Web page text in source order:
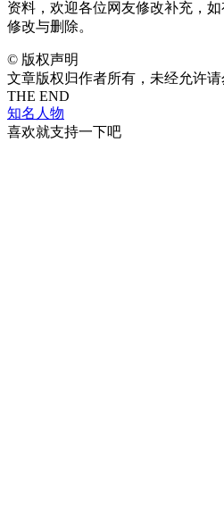
资料，欢迎各位网友修改补充，
修改与删除。
© 版权声明
文章版权归作者所有，未经允许请
THE END
知名人物
喜欢就支持一下吧